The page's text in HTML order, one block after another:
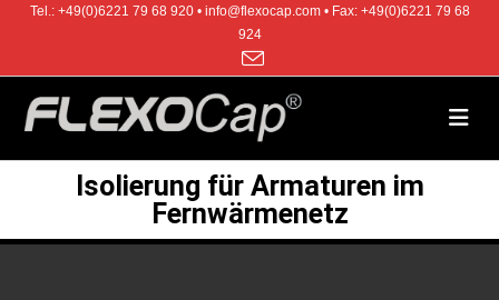
Tel.: +49(0)6221 79 68 920 • info@flexocap.com • Fax: +49(0)6221 79 68
924
Isolierung für Armaturen im
Fernwärmenetz